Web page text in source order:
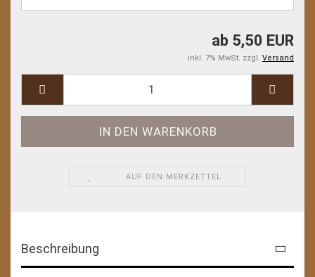
ab 5,50 EUR
inkl. 7% MwSt. zzgl. Versand
AUF DEN MERKZETTEL
Beschreibung